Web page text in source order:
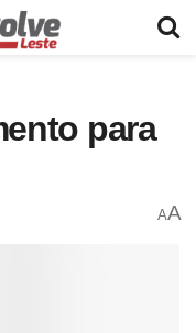
para
AA